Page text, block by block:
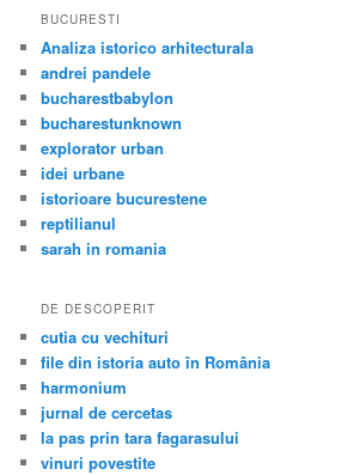
BUCURESTI
Analiza istorico arhitecturala
andrei pandele
bucharestbabylon
bucharestunknown
explorator urban
idei urbane
istorioare bucurestene
reptilianul
sarah in romania
DE DESCOPERIT
cutia cu vechituri
file din istoria auto în România
harmonium
jurnal de cercetas
la pas prin tara fagarasului
vinuri povestite